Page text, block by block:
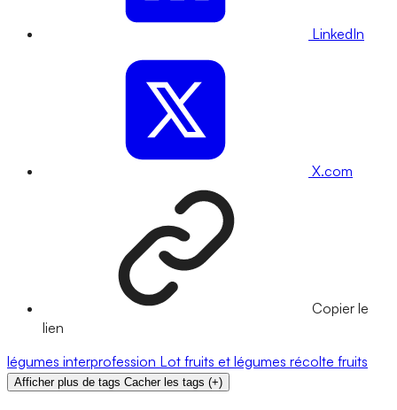
LinkedIn
X.com
Copier le
lien
légumes interprofession Lot fruits et légumes récolte fruits
Afficher plus de tags Cacher les tags (+)